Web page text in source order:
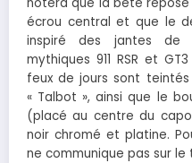
écrou central et que le
inspiré des jantes de
mythiques 911 RSR et
feux de jours sont
« Talbot », ainsi que le
(placé au centre du
noir chromé et platine.
ne communique pas sur le